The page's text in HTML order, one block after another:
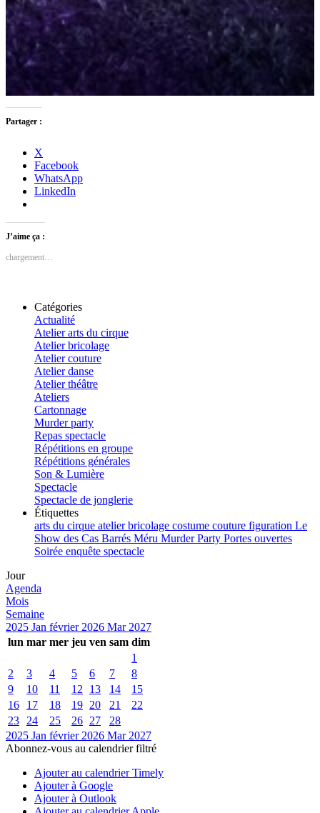
Partager :
X
Facebook
WhatsApp
LinkedIn
J’aime ça :
chargement…
Catégories
Actualité
Atelier arts du cirque
Atelier bricolage
Atelier couture
Atelier danse
Atelier théâtre
Ateliers
Cartonnage
Murder party
Repas spectacle
Répétitions en groupe
Répétitions générales
Son & Lumière
Spectacle
Spectacle de jonglerie
Étiquettes
arts du cirque atelierbricolage costume couture figuration Le
Show des Cas Barrés Méru Murder Party Portes ouvertes
Soirée enquête spectacle
Jour
Agenda
Mois
Semaine
2025 Jan février 2026 Mar 2027
lun mar mer jeu ven sam dim
1
2
3 4 5 6 7
8
9
10 11 12 13 14
15
16
17 18 19 20 21
22
23
24 25 26 27
28
2025 Jan février 2026 Mar 2027
Abonnez-vous au calendrier filtré
Ajouter au calendrier Timely
Ajouter à Google
Ajouter à Outlook